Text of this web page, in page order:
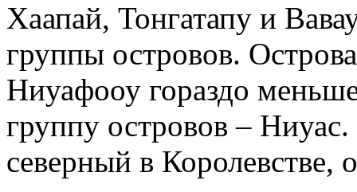
Хаапай, Тонгатапу и
группы островов.
Ниуафооу гораздо
группу островов –
северный в